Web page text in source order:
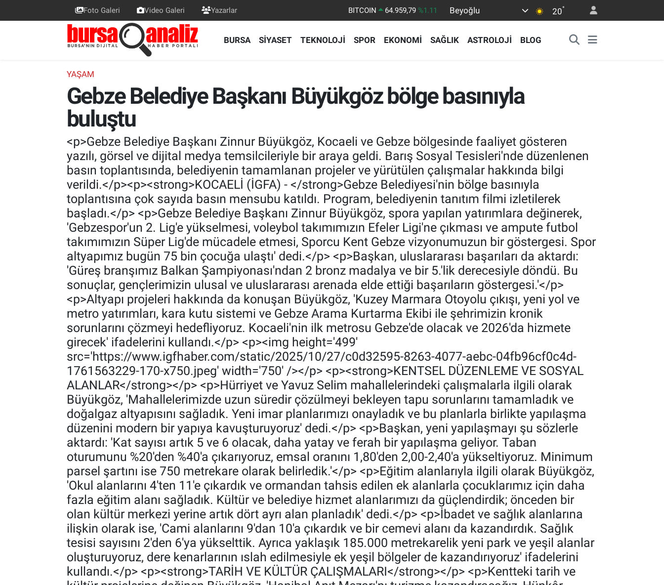
Foto Galeri Video Galeri Yazarlar DOLAR 47,7436 %0.18
Beyoğlu 20°
BURSA SİYASET TEKNOLOJİ SPOR EKONOMİ SAĞLIK ASTROLOJİ BLOG
YAŞAM
Gebze Belediye Başkanı Büyükgöz bölge basınıyla
buluştu
<p>Gebze Belediye Başkanı Zinnur Büyükgöz, Kocaeli ve Gebze bölgesinde faaliyet gösteren
yazılı, görsel ve dijital medya temsilcileriyle bir araya geldi. Barış Sosyal Tesisleri'nde düzenlenen
basın toplantısında, belediyenin tamamlanan projeler ve yürütülen çalışmalar hakkında bilgi
verildi.</p><p><strong>KOCAELİ (İGFA) - </strong>Gebze Belediyesi'nin bölge basınıyla
toplantısına çok sayıda basın mensubu katıldı. Program, belediyenin tanıtım filmi izletilerek
başladı.</p> <p>Gebze Belediye Başkanı Zinnur Büyükgöz, spora yapılan yatırımlara değinerek,
'Gebzespor'un 2. Lig'e yükselmesi, voleybol takımımızın Efeler Ligi'ne çıkması ve ampute futbol
takımımızın Süper Lig'de mücadele etmesi, Sporcu Kent Gebze vizyonumuzun bir göstergesi. Spor
altyapımız bugün 75 bin çocuğa ulaştı' dedi.</p> <p>Başkan, uluslararası başarıları da aktardı:
'Güreş branşımız Balkan Şampiyonası'ndan 2 bronz madalya ve bir 5.'lik derecesiyle döndü. Bu
sonuçlar, gençlerimizin ulusal ve uluslararası arenada elde ettiği başarıların göstergesi.'</p>
<p>Altyapı projeleri hakkında da konuşan Büyükgöz, 'Kuzey Marmara Otoyolu çıkışı, yeni yol ve
metro yatırımları, kara kutu sistemi ve Gebze Arama Kurtarma Ekibi ile şehrimizin kronik
sorunlarını çözmeyi hedefliyoruz. Kocaeli'nin ilk metrosu Gebze'de olacak ve 2026'da hizmete
girecek' ifadelerini kullandı.</p> <p><img height='499'
src='https://www.igfhaber.com/static/2025/10/27/c0d32595-8263-4077-aebc-04fb96cf0c4d-
1761563229-170-x750.jpeg' width='750' /></p> <p><strong>KENTSEL DÜZENLEME VE SOSYAL
ALANLAR</strong></p> <p>Hürriyet ve Yavuz Selim mahallelerindeki çalışmalarla ilgili olarak
Büyükgöz, 'Mahallelerimizde uzun süredir çözülmeyi bekleyen tapu sorunlarını tamamladık ve
doğalgaz altyapısını sağladık. Yeni imar planlarımızı onayladık ve bu planlarla birlikte yapılaşma
düzenini modern bir yapıya kavuşturuyoruz' dedi.</p> <p>Başkan, yeni yapılaşmayı şu sözlerle
aktardı: 'Kat sayısı artık 5 ve 6 olacak, daha yatay ve ferah bir yapılaşma geliyor. Taban
oturumunu %20'den %40'a çıkarıyoruz, emsal oranını 1,80'den 2,00-2,40'a yükseltiyoruz. Minimum
parsel şartını ise 750 metrekare olarak belirledik.'</p> <p>Eğitim alanlarıyla ilgili olarak Büyükgöz,
'Okul alanlarını 4'ten 11'e çıkardık ve ormandan tahsis edilen ek alanlarla çocuklarımız için daha
fazla eğitim alanı sağladık. Kültür ve belediye hizmet alanlarımızı da güçlendirdik; önceden bir
olan kültür merkezi yerine artık dört ayrı alan planladık' dedi.</p> <p>İbadet ve sağlık alanlarına
ilişkin olarak ise, 'Cami alanlarını 9'dan 10'a çıkardık ve bir cemevi alanı da kazandırdık. Sağlık
tesisi sayısını 2'den 6'ya yükselttik. Ayrıca yaklaşık 185.000 metrekarelik yeni park ve yeşil alanlar
oluşturuyoruz, dere kenarlarının ıslah edilmesiyle ek yeşil bölgeler de kazandırıyoruz' ifadelerini
kullandı.</p> <p><strong>TARİH VE KÜLTÜR ÇALIŞMALARI</strong></p> <p>Kentteki tarih ve
TEKNOLOJİ
ASTROLOJİ
Nöbetçi Eczaneler
Trafik Durumu
Süper Lig Puan Durumu ve Fikstür
Tüm Manşetler
Son Dakika Haberleri
Haber Arşivi